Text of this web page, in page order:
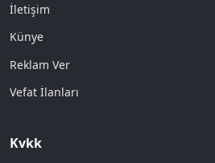
İletişim
Künye
Reklam Ver
Vefat İlanları
Kvkk